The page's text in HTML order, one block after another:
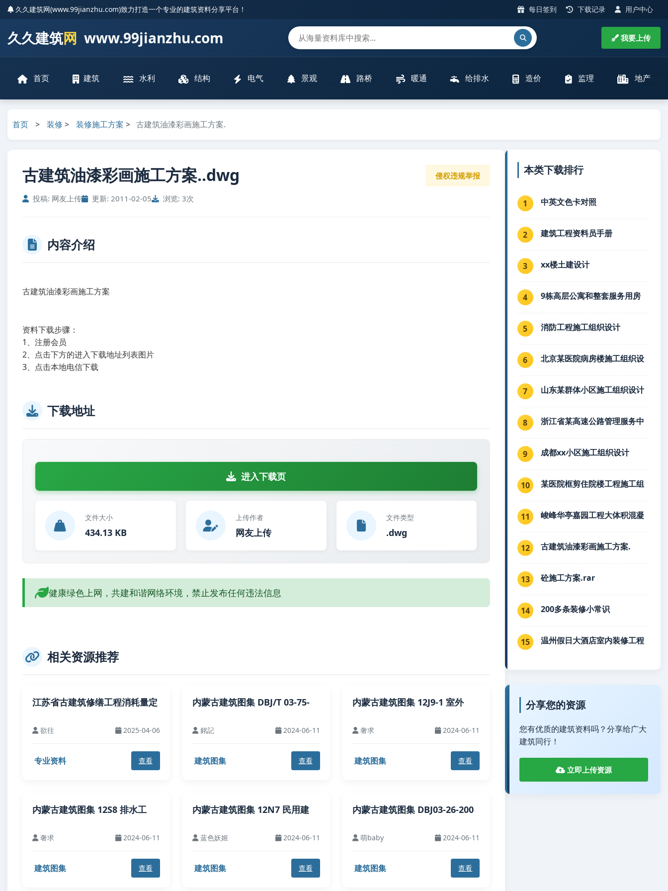
久久建筑网(www.99jianzhu.com)致力打造一个专业的建筑资料分享平台！ 每日签到 下载记录 用户中心
久久建筑网 www.99jianzhu.com 我要上传
首页 建筑 水利 结构 电气 景观 路桥 暖通 给排水 造价 监理 地产
首页 > 装修 > 装修施工方案 > 古建筑油漆彩画施工方案.
古建筑油漆彩画施工方案..dwg
投稿: 网友上传 更新: 2011-02-05 浏览: 3次
侵权违规举报
内容介绍
古建筑油漆彩画施工方案
资料下载步骤：
1、注册会员
2、点击下方的进入下载地址列表图片
3、点击本地电信下载
下载地址
进入下载页
文件大小
434.13 KB
上传作者
网友上传
文件类型
.dwg
健康绿色上网，共建和谐网络环境，禁止发布任何违法信息
相关资源推荐
江苏省古建筑修缮工程消耗量定
欲往 2025-04-06
专业资料 查看
内蒙古建筑图集 DBJ/T 03-75-
銘記 2024-06-11
建筑图集 查看
内蒙古建筑图集 12J9-1 室外
奢求 2024-06-11
建筑图集 查看
内蒙古建筑图集 12S8 排水工
奢求 2024-06-11
建筑图集 查看
内蒙古建筑图集 12N7 民用建
蓝色妖姬 2024-06-11
建筑图集 查看
内蒙古建筑图集 DBJ03-26-200
萌baby 2024-06-11
建筑图集 查看
本类下载排行
1 中英文色卡对照
2 建筑工程资料员手册
3 xx楼土建设计
4 9栋高层公寓和整套服务用房
5 消防工程施工组织设计
6 北京某医院病房楼施工组织设
7 山东某群体小区施工组织设计
8 浙江省某高速公路管理服务中
9 成都xx小区施工组织设计
10 某医院框剪住院楼工程施工组
11 峻峰华亭嘉园工程大体积混凝
12 古建筑油漆彩画施工方案.
13 砼施工方案.rar
14 200多条装修小常识
15 温州假日大酒店室内装修工程
分享您的资源
您有优质的建筑资料吗？分享给广大
建筑同行！
立即上传资源